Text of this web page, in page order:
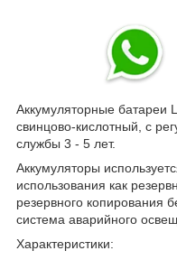
Аккумуляторные батареи
cвинцово-кислотный, с
службы 3 - 5 лет.
Аккумуляторы
использования как
резервного копирования
система аварийного
Характеристики: